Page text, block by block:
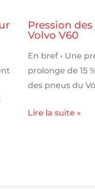
Pression
Volvo V60
En bref • Une
prolonge de 15
des pneus du
Lire la suite »